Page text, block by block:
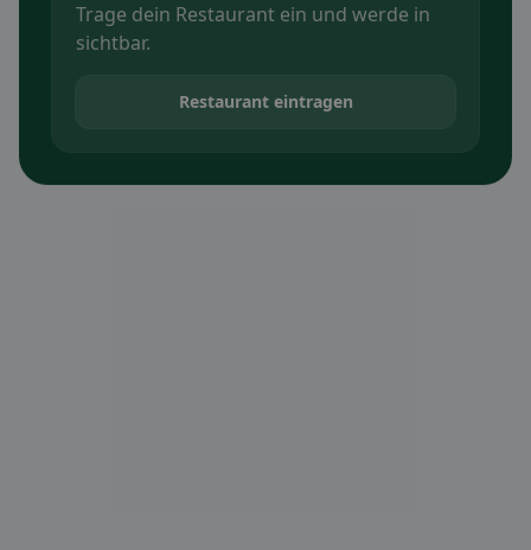
Trage dein Restaurant ein und werde in
sichtbar.
Restaurant eintragen